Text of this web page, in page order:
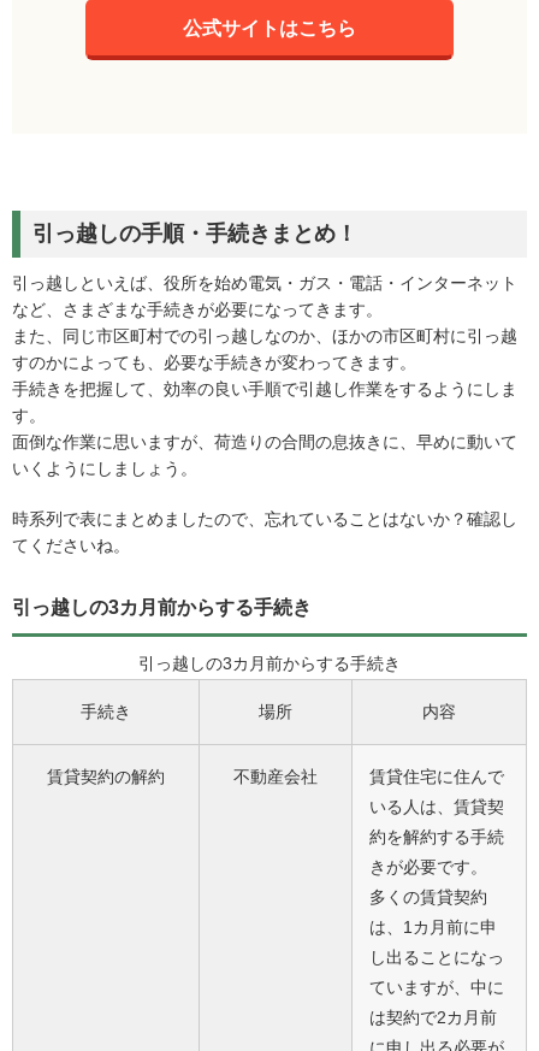
公式サイトはこちら
引っ越しの手順・手続きまとめ！
引っ越しといえば、役所を始め電気・ガス・電話・インターネット
など、さまざまな手続きが必要になってきます。
また、同じ市区町村での引っ越しなのか、ほかの市区町村に引っ越
すのかによっても、必要な手続きが変わってきます。
手続きを把握して、効率の良い手順で引越し作業をするようにしま
す。
面倒な作業に思いますが、荷造りの合間の息抜きに、早めに動いて
いくようにしましょう。
時系列で表にまとめましたので、忘れていることはないか？確認し
てくださいね。
引っ越しの3カ月前からする手続き
引っ越しの3カ月前からする手続き
手続き 場所 内容
賃貸契約の解約 不動産会社
賃貸住宅に住んで
いる人は、賃貸契
約を解約する手続
きが必要です。
多くの賃貸契約
は、1カ月前に申
し出ることになっ
ていますが、中に
は契約で2カ月前